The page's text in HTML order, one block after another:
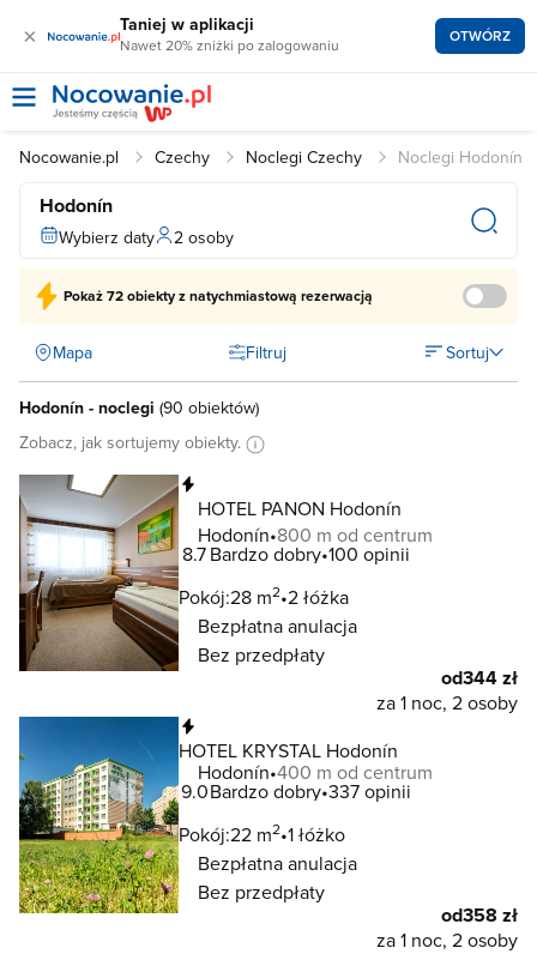
× Taniej w aplikacji
Nawet 20% zniżki po zalogowaniu OTWÓRZ
Nocowanie.pl Czechy Noclegi Czechy Noclegi Hodonín
Hodonín
Wybierz daty 2 osoby
Pokaż72 obiektyz natychmiastową rezerwacją
Mapa Filtruj Sortuj
Hodonín - noclegi (90 obiektów)
Zobacz, jak sortujemy obiekty.
HOTEL PANON Hodonín
Hodonín 800 m od centrum
8.7Bardzo dobry 100 opinii
Pokój:28 m2 2 łóżka
Bezpłatna anulacja
Bez przedpłaty
od344 zł
za 1 noc, 2 osoby
HOTEL KRYSTAL Hodonín
Hodonín 400 m od centrum
9.0Bardzo dobry 337 opinii
Pokój:22 m2 1 łóżko
Bezpłatna anulacja
Bez przedpłaty
od358 zł
za 1 noc, 2 osoby